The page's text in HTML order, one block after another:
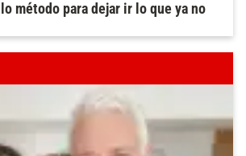
método para dejar ir lo que ya no